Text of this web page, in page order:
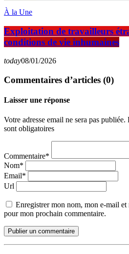
À la Une
Exploitation de travailleurs
conditions de vie inhumaines
today08/01/2026
Commentaires d’articles (0)
Laisser une réponse
Votre adresse email ne sera pas
sont obligatoires
Commentaire*
Nom*
Email*
Url
Enregistrer mon nom, mon e-mail
pour mon prochain commentaire.